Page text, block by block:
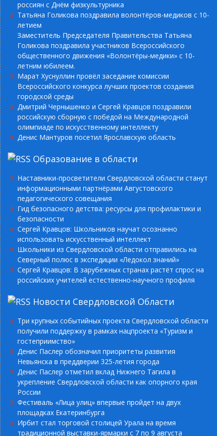
россиян с Днём физкультурника
Татьяна Голикова поздравила волонтёров-медиков с 10-
летием
Заместитель Председателя Правительства Татьяна
Голикова поздравила участников Всероссийского
общественного движения «Волонтёры-медики» с 10-
летним юбилеем.
Марат Хуснуллин провёл заседание комиссии
Всероссийского конкурса лучших проектов создания
городской среды
Дмитрий Чернышенко и Сергей Кравцов поздравили
российскую сборную с победой на Международной
олимпиаде по искусственному интеллекту
Денис Мантуров посетил Ярославскую область
Образование в области
Наставники-просветители Свердловской области станут
информационными партнёрами Августовского
педагогического совещания
Гид безопасного детства: ресурсы для профилактики и
безопасности
Сергей Кравцов: Школьников научат осознанно
использовать искусственный интеллект
Школьники из Свердловской области отправились на
Северный полюс в экспедиции «Ледокол знаний»
Сергей Кравцов: В зарубежных странах растёт спрос на
российских учителей естественно-научного профиля
Новости Свердловской Области
Три крупных событийных проекта Свердловской области
получили поддержку в рамках нацпроекта «Туризм и
гостеприимство»
Денис Паслер обозначил приоритеты развития
Невьянска в преддверии 325-летия города
Денис Паслер отметил вклад Нижнего Тагила в
укрепление Свердловской области как опорного края
России
Фестиваль «Лица улиц» впервые пройдет на двух
площадках Екатеринбурга
Ирбит стал торговой столицей Урала на время
традиционной выставки-ярмарки с 7 по 9 августа